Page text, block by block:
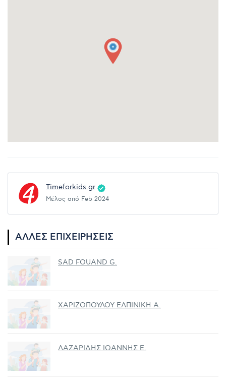
Timeforkids.gr
Μέλος από Feb 2024
ΆΛΛΕΣ ΕΠΙΧΕΙΡΉΣΕΙΣ
SAD FOUAND G.
ΧΑΡΙΖΟΠΟΥΛΟΥ ΕΛΠΙΝΙΚΗ Α.
ΛΑΖΑΡΙΔΗΣ ΙΩΑΝΝΗΣ Ε.